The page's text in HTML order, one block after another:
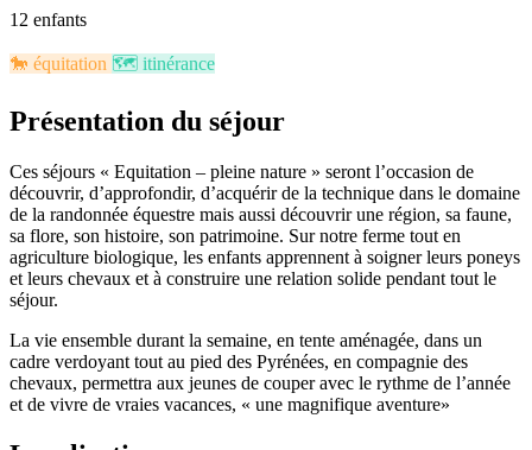
12 enfants
🐎​ équitation 🗺️​ itinérance
Présentation du séjour
Ces séjours « Equitation – pleine nature » seront l’occasion de
découvrir, d’approfondir, d’acquérir de la technique dans le domaine
de la randonnée équestre mais aussi découvrir une région, sa faune,
sa flore, son histoire, son patrimoine. Sur notre ferme tout en
agriculture biologique, les enfants apprennent à soigner leurs poneys
et leurs chevaux et à construire une relation solide pendant tout le
séjour.
La vie ensemble durant la semaine, en tente aménagée, dans un
cadre verdoyant tout au pied des Pyrénées, en compagnie des
chevaux, permettra aux jeunes de couper avec le rythme de l’année
et de vivre de vraies vacances, « une magnifique aventure»